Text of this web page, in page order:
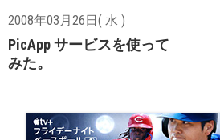
2008年03月26日( 水 )
PicApp サービスを使って
みた。